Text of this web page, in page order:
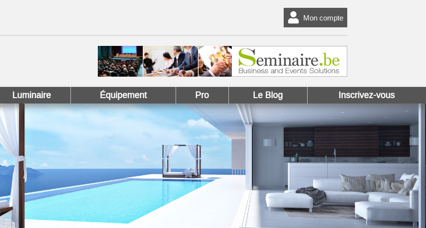
Mon compte
Luminaire Équipement Pro Le Blog Inscrivez-vous